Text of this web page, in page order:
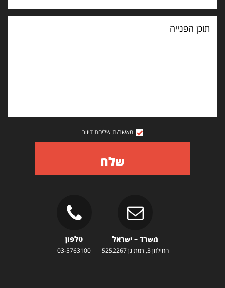
תוכן
הפנייה
מאשר/ת שליחת דיוור
שלח
משרד – ישראל
החילזון 3, רמת גן 5252267
טלפון
03-5763100